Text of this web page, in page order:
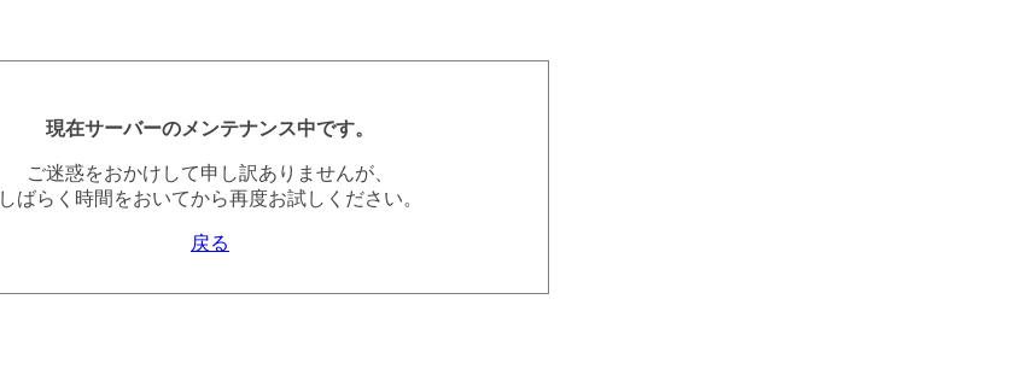
現在サーバーのメンテナンス中です。
ご迷惑をおかけして申し訳ありませんが、
しばらく時間をおいてから再度お試しください。
戻る